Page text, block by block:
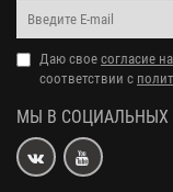
Даю свое согласие
соответствии с
МЫ В СОЦИАЛЬНЫХ